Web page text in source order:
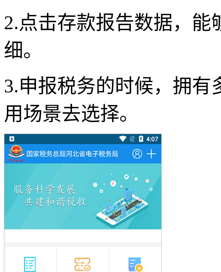
2.点击存款报告数据，能
细。
3.申报税务的时候，拥
用场景去选择。